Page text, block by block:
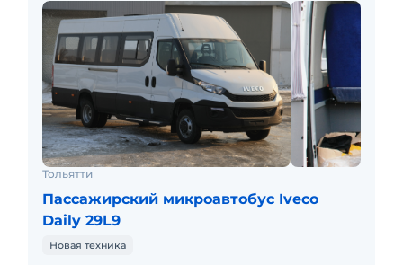
Тольятти
Пассажирский микроавтобус Iveco
Daily 29L9
Новая техника